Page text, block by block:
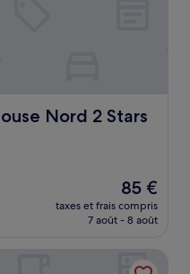
Nord 2 Stars
2 Stars
Le
nouveau
prix
de
85 €
85 €
taxes et frais compris
7 août - 8 août